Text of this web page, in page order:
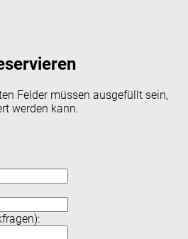
Felder müssen ausgefüllt sein,
werden kann.